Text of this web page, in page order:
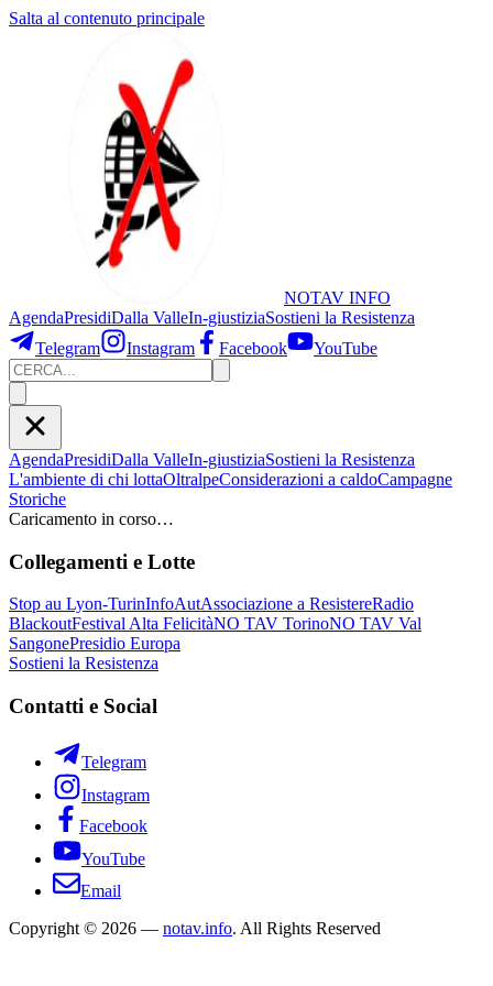
Salta al contenuto principale
NOTAV INFO
AgendaPresidiDalla ValleIn-giustiziaSostieni la Resistenza
Telegram
Instagram Facebook YouTube
AgendaPresidiDalla ValleIn-giustiziaSostieni la Resistenza
L'ambiente di chi lottaOltralpeConsiderazioni a caldoCampagne
Storiche
Caricamento in corso…
Collegamenti e Lotte
Stop au Lyon-TurinInfoAutAssociazione a ResistereRadio
BlackoutFestival Alta FelicitàNO TAV TorinoNO TAV Val
SangonePresidio Europa
Sostieni la Resistenza
Contatti e Social
Telegram
Instagram
Facebook
YouTube
Email
Copyright © 2026 — notav.info. All Rights Reserved